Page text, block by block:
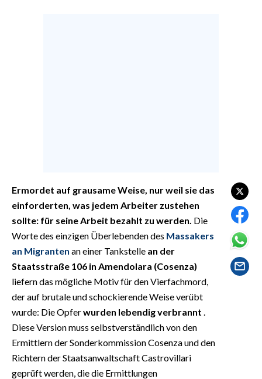
ABBONATI
ANNUNCI
NECROLOGI
PUBBLICITÀ
STORE
Ermordet auf grausame Weise, nur weil sie das
einforderten, was jedem Arbeiter zustehen
sollte: für seine Arbeit bezahlt zu werden. Die
Worte des einzigen Überlebenden des Massakers
an Migranten an einer Tankstelle an der
Staatsstraße 106 in Amendolara (Cosenza)
liefern das mögliche Motiv für den Vierfachmord,
der auf brutale und schockierende Weise verübt
wurde: Die Opferwurden lebendig verbrannt
Diese Version muss selbstverständlich von den
Ermittlern der Sonderkommission Cosenza und den
Richtern der Staatsanwaltschaft Castrovillari
geprüft werden, die die Ermittlungen